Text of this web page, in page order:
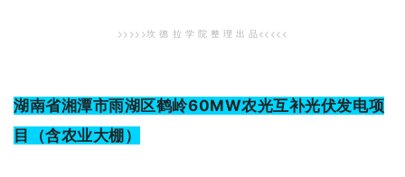
>>>>>坎 德 拉 学 院 整 理 出 品<<<<<
湖南省湘潭市雨湖区鹤岭60MW农光互补光伏发电项
目（含农业大棚）